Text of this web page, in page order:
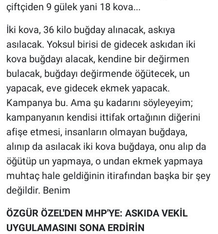
çiftçiden 9 gülek yani 18 kova...
İki kova, 36 kilo buğday alınacak, askıya
asılacak. Yoksul birisi de gidecek askıdan iki
kova buğdayı alacak, kendine bir değirmen
bulacak, buğdayı değirmende öğütecek, un
yapacak, eve gidecek ekmek yapacak.
Kampanya bu. Ama şu kadarını söyleyeyim;
kampanyanın kendisi ittifak ortağının diğerini
afişe etmesi, insanların olmayan buğdaya,
alınıp da asılacak iki kova buğdaya, onu alıp da
öğütüp un yapmaya, o undan ekmek yapmaya
muhtaç hale geldiğinin itirafından başka bir şey
değildir. Benim
ÖZGÜR ÖZEL'DEN MHP'YE: ASKIDA VEKİL
UYGULAMASINI SONA ERDİRİN